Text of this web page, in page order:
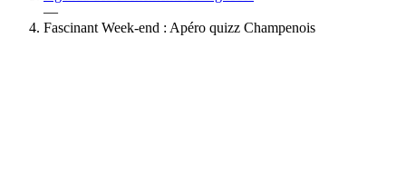
—
Fascinant Week-end : Apéro quizz Champenois